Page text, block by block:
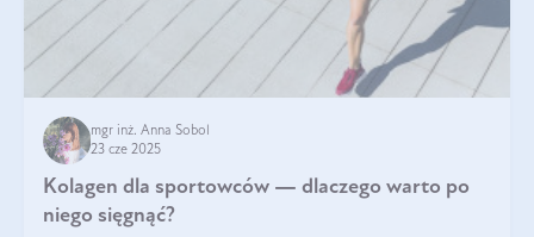
mgr inż. Anna Sobol
23 cze 2025
Kolagen dla sportowców — dlaczego warto po
niego sięgnąć?